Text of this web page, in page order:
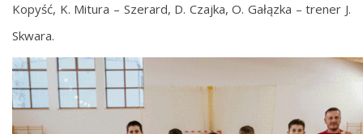
Kopyść, K. Mitura – Szerard, D. Czajka, O. Gałązka – trener J.
Skwara.